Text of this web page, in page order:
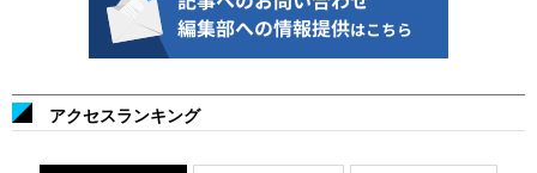
アクセスランキング